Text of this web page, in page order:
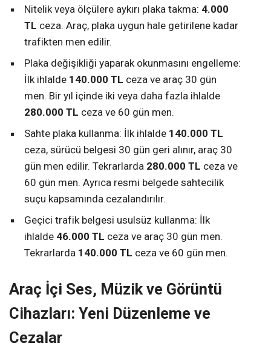
Nitelik veya ölçülere aykırı plaka takma: 4.000
TL ceza. Araç, plaka uygun hale getirilene kadar
trafikten men edilir.
Plaka değişikliği yaparak okunmasını engelleme:
İlk ihlalde 140.000 TL ceza ve araç 30 gün
men. Bir yıl içinde iki veya daha fazla ihlalde
280.000 TL ceza ve 60 gün men.
Sahte plaka kullanma: İlk ihlalde 140.000 TL
ceza, sürücü belgesi 30 gün geri alınır, araç 30
gün men edilir. Tekrarlarda 280.000 TL ceza ve
60 gün men. Ayrıca resmi belgede sahtecilik
suçu kapsamında cezalandırılır.
Geçici trafik belgesi usulsüz kullanma: İlk
ihlalde 46.000 TL ceza ve araç 30 gün men.
Tekrarlarda 140.000 TL ceza ve 60 gün men.
Araç İçi Ses, Müzik ve Görüntü
Cihazları: Yeni Düzenleme ve
Cezalar